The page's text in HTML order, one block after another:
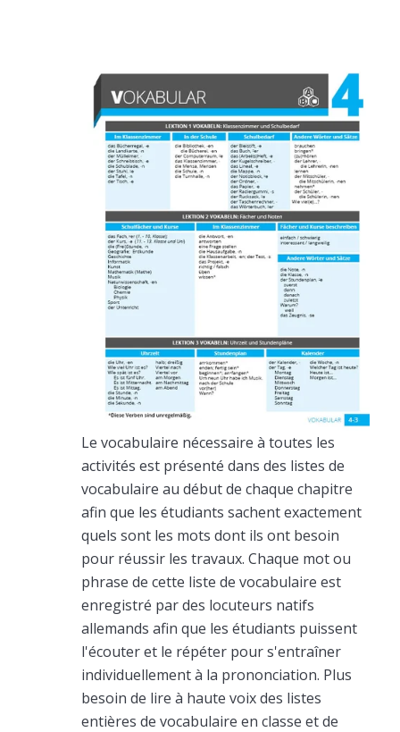
Le vocabulaire nécessaire à toutes les
activités est présenté dans des listes de
vocabulaire au début de chaque chapitre
afin que les étudiants sachent exactement
quels sont les mots dont ils ont besoin
pour réussir les travaux. Chaque mot ou
phrase de cette liste de vocabulaire est
enregistré par des locuteurs natifs
allemands afin que les étudiants puissent
l'écouter et le répéter pour s'entraîner
individuellement à la prononciation. Plus
besoin de lire à haute voix des listes
entières de vocabulaire en classe et de